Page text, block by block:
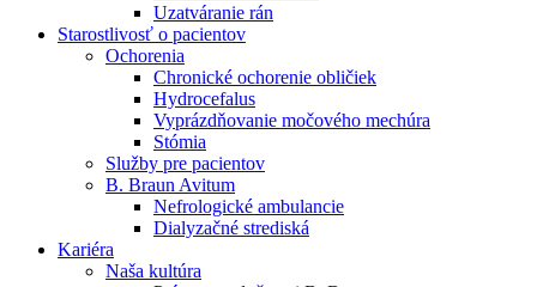
Uzatváranie rán
Starostlivosť o pacientov
Ochorenia
Chronické ochorenie obličiek
Hydrocefalus
Vyprázdňovanie močového mechúra
Stómia
Služby pre pacientov
B. Braun Avitum
Nefrologické ambulancie
Dialyzačné strediská
Kariéra
Naša kultúra